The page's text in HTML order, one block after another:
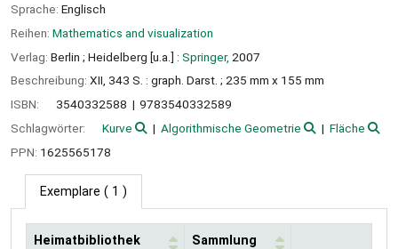
Sprache: Englisch
Reihen: Mathematics and visualization
Verlag: Berlin ; Heidelberg [u.a.] : Springer, 2007
Beschreibung: XII, 343 S. : graph. Darst. ; 235 mm x 155 mm
ISBN:
3540332588
9783540332589
Schlagwörter:
Kurve Algorithmische Geometrie
Fläche
PPN: 1625565178
Exemplare ( 1 )
Heimatbibliothek Sammlung